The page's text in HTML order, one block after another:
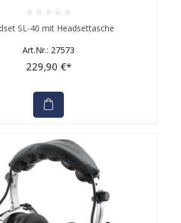
Bewertung von 0 von 5 Sternen
SL-40 mit Headsettasche
Art.Nr.: 27573
229,90 €*